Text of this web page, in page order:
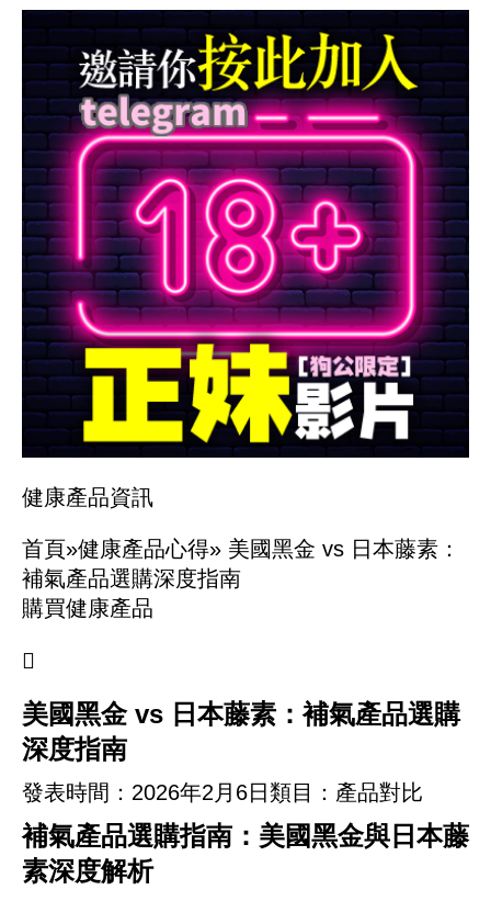
健康產品資訊
首頁»健康產品心得» 美國黑金 vs 日本藤素：
補氣產品選購深度指南
購買健康產品

美國黑金 vs 日本藤素：補氣產品選購
深度指南
發表時間： 2026年2月6日 類目：產品對比
補氣產品選購指南：美國黑金與日本藤
素深度解析